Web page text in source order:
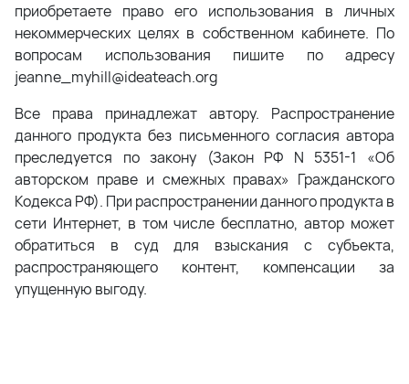
приобретаете право его использования в личных
некоммерческих целях в собственном кабинете. По
вопросам использования пишите по адресу
jeanne_myhill@ideateach.org
Все права принадлежат автору. Распространение
данного продукта без письменного согласия автора
преследуется по закону (Закон РФ N 5351-1 «Об
авторском праве и смежных правах» Гражданского
Кодекса РФ). При распространении данного продукта в
сети Интернет, в том числе бесплатно, автор может
обратиться в суд для взыскания с субъекта,
распространяющего контент, компенсации за
упущенную выгоду.